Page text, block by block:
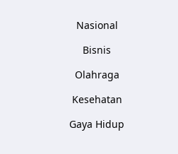
Nasional
Bisnis
Olahraga
Kesehatan
Gaya Hidup